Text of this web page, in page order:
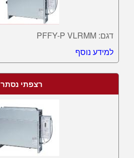
דגם: PFFY-P VLRMM
למידע נוסף
רצפתי נסתר